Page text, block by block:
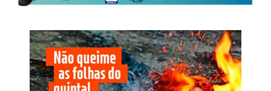
O nome Replay faz referência à repetição das condutas e
à capacidade de reorganização identificada após as
operações anteriores. A nova fase busca interromper esse
início após a apreensão de um aparelho celular utilizado
18 de fevereiro de 2025, em uma padaria localizada no
bairro São Sebastião, em Rondonópolis.